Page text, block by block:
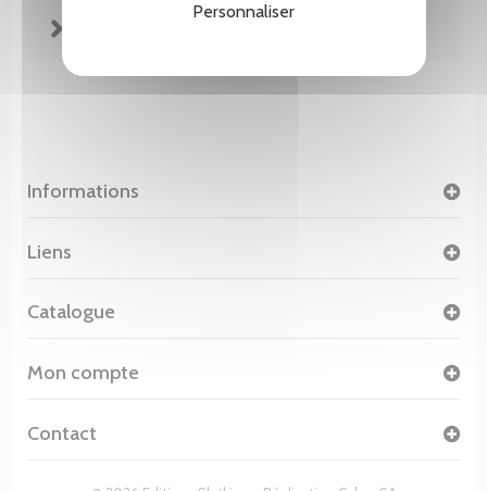
Personnaliser
Informations
Liens
Catalogue
Mon compte
Contact